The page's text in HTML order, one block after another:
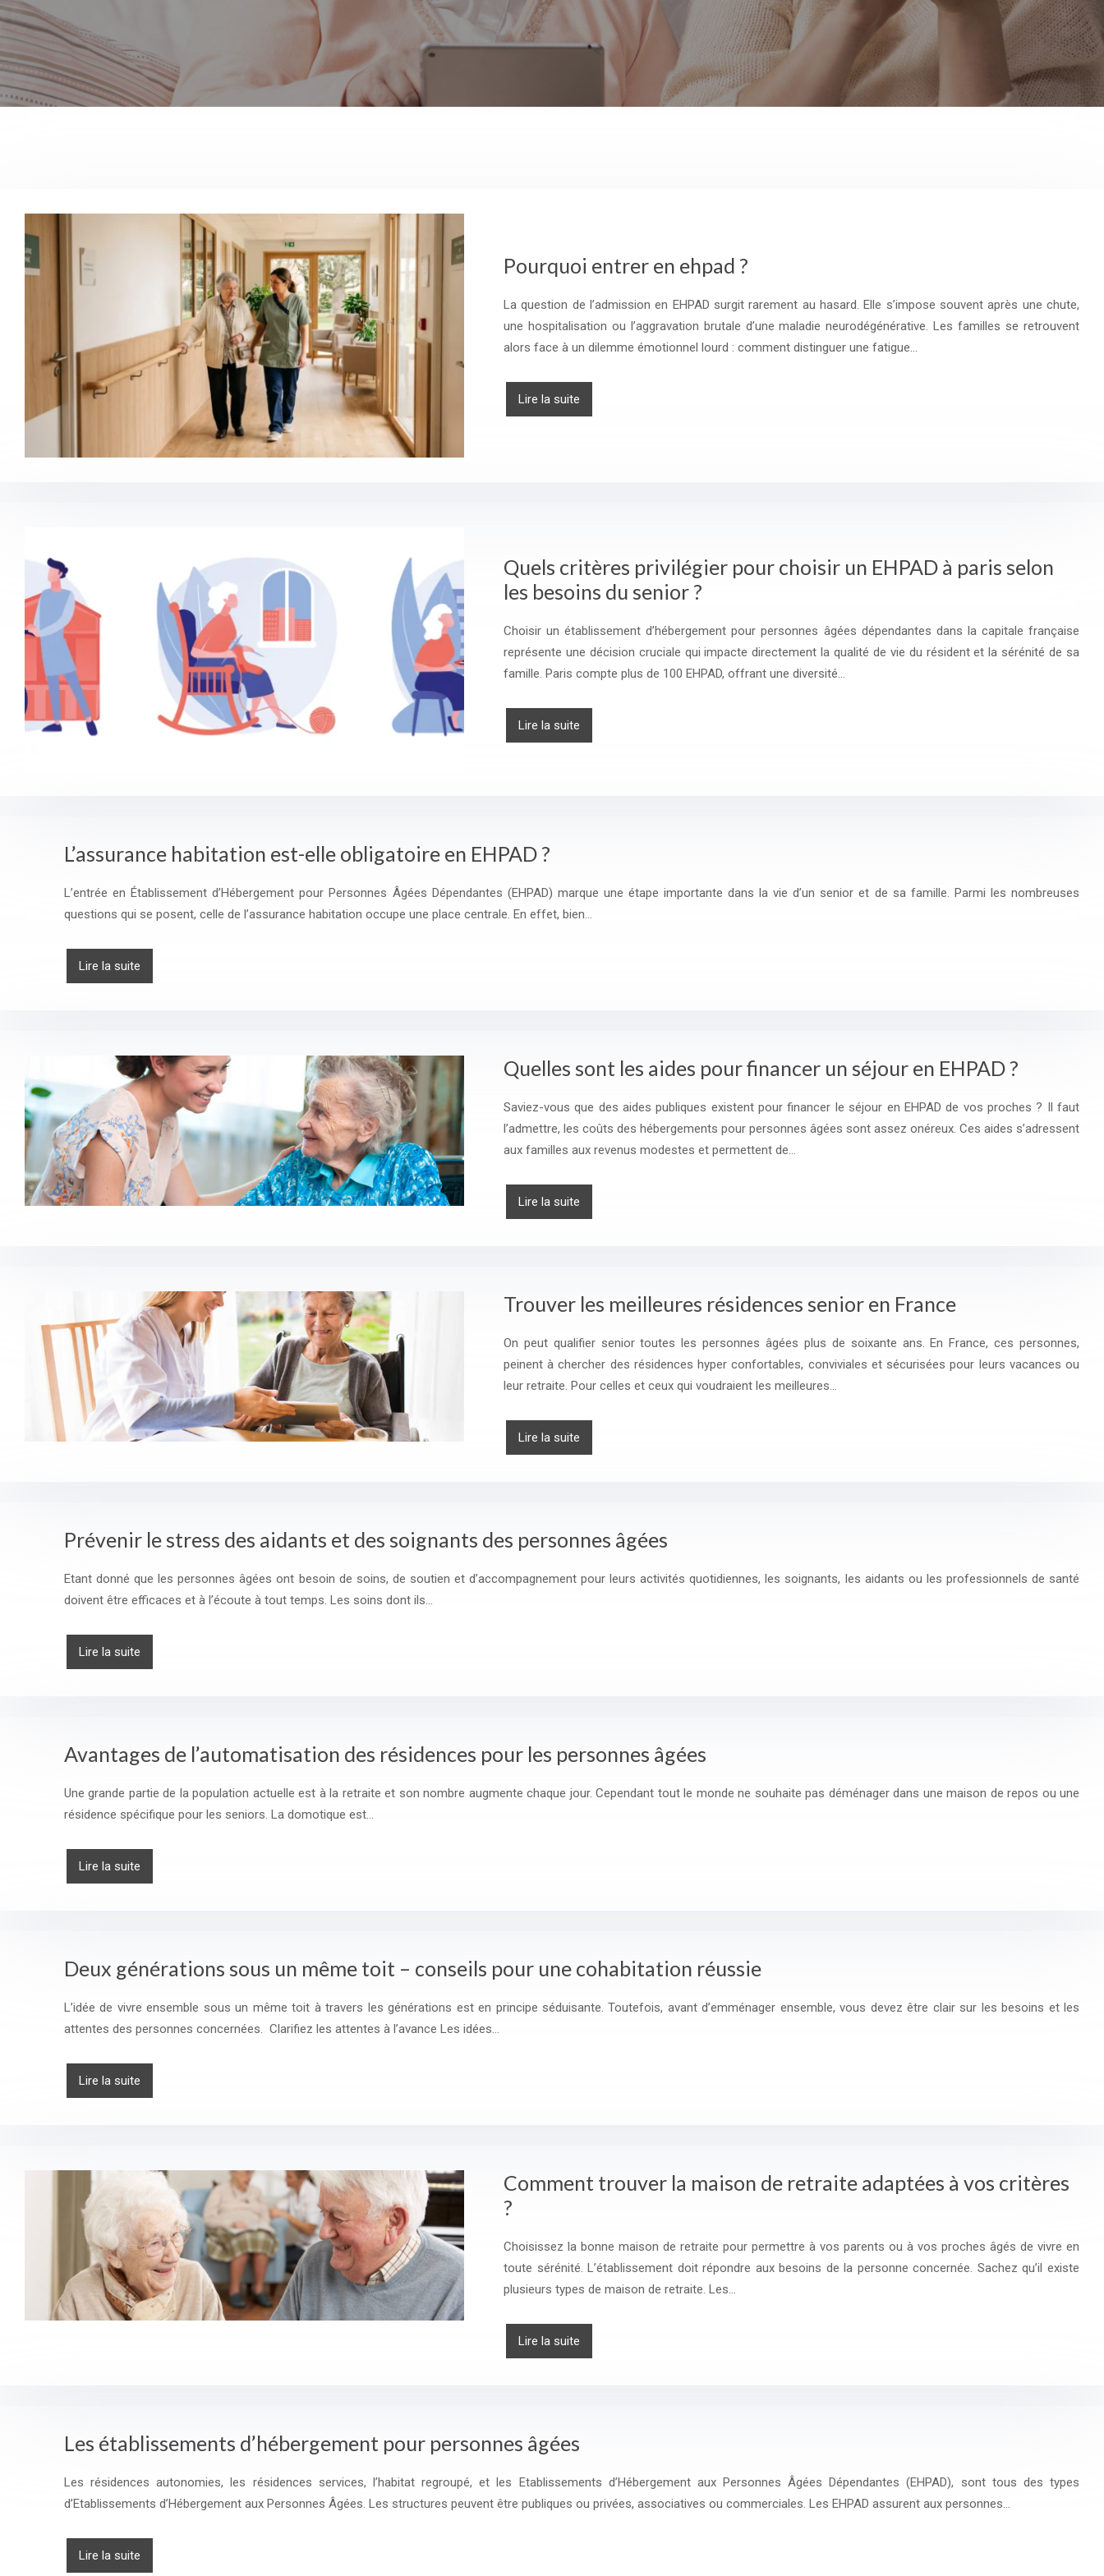
Pourquoi entrer en ehpad ?
La question de l’admission en EHPAD surgit rarement au hasard. Elle s’impose souvent après une chute,
une hospitalisation ou l’aggravation brutale d’une maladie neurodégénérative. Les familles se retrouvent
alors face à un dilemme émotionnel lourd : comment distinguer une fatigue…
Lire la suite
Quels critères privilégier pour choisir un EHPAD à paris selon
les besoins du senior ?
Choisir un établissement d’hébergement pour personnes âgées dépendantes dans la capitale française
représente une décision cruciale qui impacte directement la qualité de vie du résident et la sérénité de sa
famille. Paris compte plus de 100 EHPAD, offrant une diversité…
Lire la suite
L’assurance habitation est-elle obligatoire en EHPAD ?
L’entrée en Établissement d’Hébergement pour Personnes Âgées Dépendantes (EHPAD) marque une étape importante dans la vie d’un senior et de sa famille. Parmi les nombreuses
questions qui se posent, celle de l’assurance habitation occupe une place centrale. En effet, bien…
Lire la suite
Quelles sont les aides pour financer un séjour en EHPAD ?
Saviez-vous que des aides publiques existent pour financer le séjour en EHPAD de vos proches ? Il faut
l’admettre, les coûts des hébergements pour personnes âgées sont assez onéreux. Ces aides s’adressent
aux familles aux revenus modestes et permettent de…
Lire la suite
Trouver les meilleures résidences senior en France
On peut qualifier senior toutes les personnes âgées plus de soixante ans. En France, ces personnes,
peinent à chercher des résidences hyper confortables, conviviales et sécurisées pour leurs vacances ou
leur retraite. Pour celles et ceux qui voudraient les meilleures…
Lire la suite
Prévenir le stress des aidants et des soignants des personnes âgées
Etant donné que les personnes âgées ont besoin de soins, de soutien et d’accompagnement pour leurs activités quotidiennes, les soignants, les aidants ou les professionnels de santé
doivent être efficaces et à l’écoute à tout temps. Les soins dont ils…
Lire la suite
Avantages de l’automatisation des résidences pour les personnes âgées
Une grande partie de la population actuelle est à la retraite et son nombre augmente chaque jour. Cependant tout le monde ne souhaite pas déménager dans une maison de repos ou une
résidence spécifique pour les seniors. La domotique est…
Lire la suite
Deux générations sous un même toit – conseils pour une cohabitation réussie
L’idée de vivre ensemble sous un même toit à travers les générations est en principe séduisante. Toutefois, avant d’emménager ensemble, vous devez être clair sur les besoins et les
attentes des personnes concernées. Clarifiez les attentes à l’avance Les idées…
Lire la suite
Comment trouver la maison de retraite adaptées à vos critères
?
Choisissez la bonne maison de retraite pour permettre à vos parents ou à vos proches âgés de vivre en
toute sérénité. L’établissement doit répondre aux besoins de la personne concernée. Sachez qu’il existe
plusieurs types de maison de retraite. Les…
Lire la suite
Les établissements d’hébergement pour personnes âgées
Les résidences autonomies, les résidences services, l’habitat regroupé, et les Etablissements d’Hébergement aux Personnes Âgées Dépendantes (EHPAD), sont tous des types
d’Etablissements d’Hébergement aux Personnes Âgées. Les structures peuvent être publiques ou privées, associatives ou commerciales. Les EHPAD assurent aux personnes…
Lire la suite